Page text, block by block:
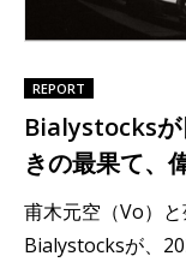
REPORT
Bialystocksが
きの最果て、
甫木元空（Vo）
Bialystocksが、